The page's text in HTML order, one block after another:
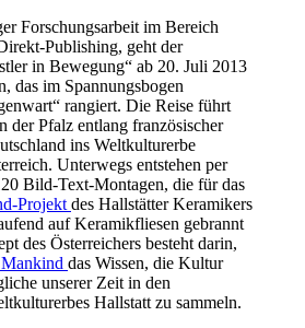
Forschungsarbeit im Bereich
Publishing, geht der
in Bewegung“ ab 20. Juli 2013
das im Spannungsbogen
rangiert. Die Reise führt
der Pfalz entlang französischer
ins Weltkulturerbe
Unterwegs entstehen per
Bild-Text-Montagen, die für das
Projekt des Hallstätter Keramikers
auf Keramikfliesen gebrannt
des Österreichers besteht darin,
das Wissen, die Kultur
unserer Zeit in den
Hallstatt zu sammeln.